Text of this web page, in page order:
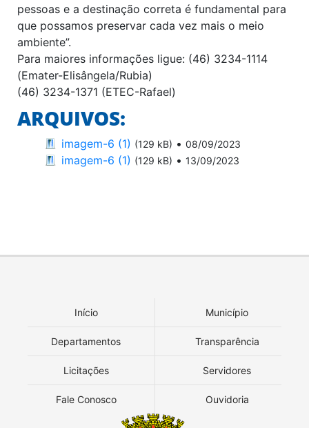
pessoas e a destinação correta é fundamental para
que possamos preservar cada vez mais o meio
ambiente”.
Para maiores informações ligue: (46) 3234-1114
(Emater-Elisângela/Rubia)
(46) 3234-1371 (ETEC-Rafael)
ARQUIVOS:
imagem-6 (1) (129 kB) • 08/09/2023
imagem-6 (1) (129 kB) • 13/09/2023
Início Município
Departamentos Transparência
Licitações Servidores
Fale Conosco Ouvidoria